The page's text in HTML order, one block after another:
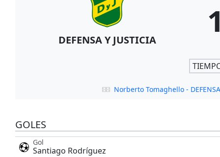
DEFENSA Y JUSTICIA
Norberto Tomaghello -
GOLES
Gol
Santiago Rodríguez